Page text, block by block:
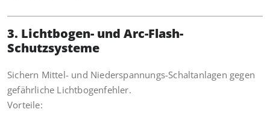
3. Lichtbogen- und Arc-Flash-
Schutzsysteme
Sichern Mittel- und Niederspannungs-Schaltanlagen gegen
gefährliche Lichtbogenfehler.
Vorteile: